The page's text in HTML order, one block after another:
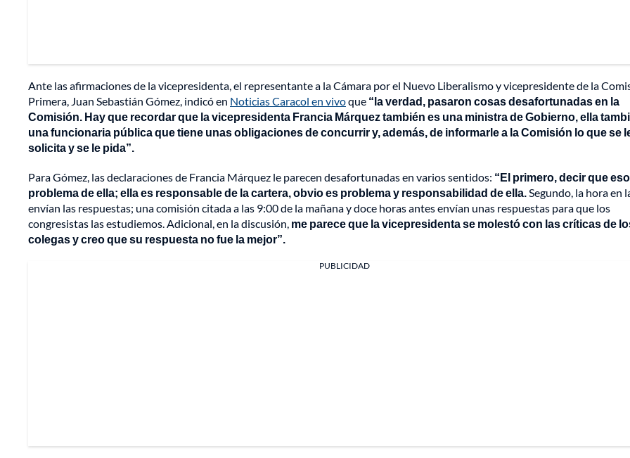
Ante las afirmaciones de la vicepresidenta, el representante a la Cámara por el Nuevo Liberalismo y vicepresidente de la
Primera, Juan Sebastián Gómez, indicó en Noticias Caracol en vivoque “la verdad, pasaron cosas desafortunadas en la
Comisión. Hay que recordar que la vicepresidenta Francia Márquez también es una ministra de Gobierno, ella
una funcionaria pública que tiene unas obligaciones de concurrir y, además, de informarle a la Comisión lo que se
solicita y se le pida”.
Para Gómez, las declaraciones de Francia Márquez le parecen desafortunadas en varios sentidos: “El primero, decir que
problema de ella; ella es responsable de la cartera, obvio es problema y responsabilidad de ella.Segundo, la hora en
envían las respuestas; una comisión citada a las 9:00 de la mañana y doce horas antes envían unas respuestas para que los
congresistas las estudiemos. Adicional, en la discusión, me parece que la vicepresidenta se molestó con las críticas de
colegas y creo que su respuesta no fue la mejor”.
PUBLICIDAD